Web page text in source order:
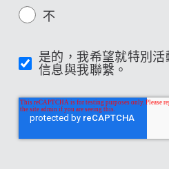
不
是的，我希望就特別活
信息與我聯繫。